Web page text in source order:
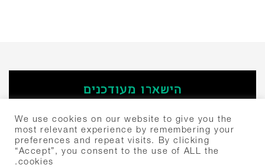
הישארו מעודכנים
חיפוש:
We use cookies on our website to give you the
most relevant experience by remembering your
preferences and repeat visits. By clicking
“Accept”, you consent to the use of ALL the
cookies.